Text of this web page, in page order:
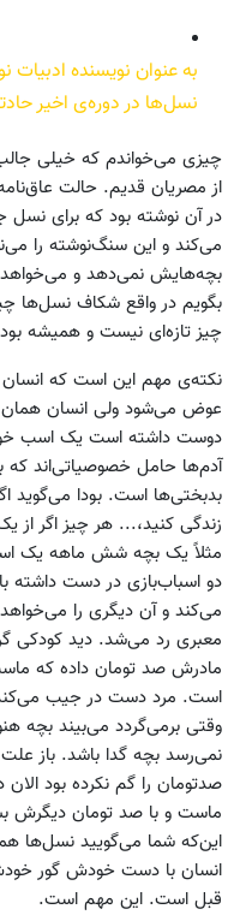
به عنوان نویسنده ادبیات
نسل‌ها در دوره‌ی اخیر
چیزی می‌خواندم که خیلی
از مصریان قدیم. حالت
در آن نوشته بود که برای
می‌کند و این سنگ‌نوشته را
بچه‌هایش نمی‌دهد و
بگویم در واقع شکاف نسل‌ها
چیز تازه‌ای نیست و همیشه
نکته‌ی مهم این است که
عوض می‌شود ولی انسان
دوست داشته است یک اسب
آدم‌ها حامل خصوصیاتی‌اند
بدبختی‌ها است. بودا می‌گوید
زندگی کنید،... هر چیز اگر از
مثلاً یک بچه شش ماهه یک
دو اسباب‌بازی در دست داشته
می‌کند و آن دیگری را
معبری رد می‌شد. دید کودکی
مادرش صد تومان داده که
است. مرد دست در جیب
وقتی برمی‌گردد می‌بیند بچه
نمی‌رسد بچه گدا باشد. باز
صدتومان را گم نکرده بود
ماست و با صد تومان
این‌که شما می‌گویید نسل‌ها
انسان با دست خودش گور
قبل است. این مهم است.